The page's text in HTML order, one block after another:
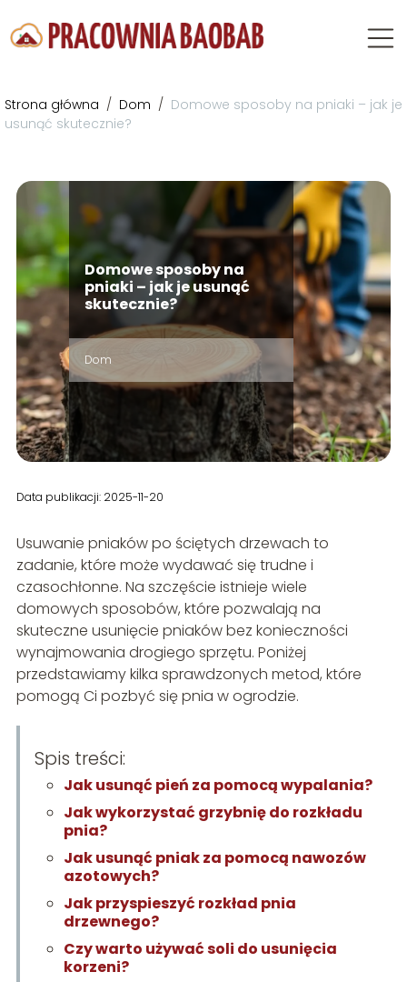
Strona główna / Dom / Domowe sposoby na pniaki – jak je
usunąć skutecznie?
Domowe sposoby na
pniaki – jak je usunąć
skutecznie?
Dom
Data publikacji: 2025-11-20
Usuwanie pniaków po ściętych drzewach to
zadanie, które może wydawać się trudne i
czasochłonne. Na szczęście istnieje wiele
domowych sposobów, które pozwalają na
skuteczne usunięcie pniaków bez konieczności
wynajmowania drogiego sprzętu. Poniżej
przedstawiamy kilka sprawdzonych metod, które
pomogą Ci pozbyć się pnia w ogrodzie.
Spis treści:
Jak usunąć pień za pomocą wypalania?
Jak wykorzystać grzybnię do rozkładu
pnia?
Jak usunąć pniak za pomocą nawozów
azotowych?
Jak przyspieszyć rozkład pnia
drzewnego?
Czy warto używać soli do usunięcia
korzeni?